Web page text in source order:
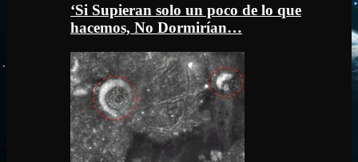
‘Si Supieran solo un poco de lo que
hacemos, No Dormirían…